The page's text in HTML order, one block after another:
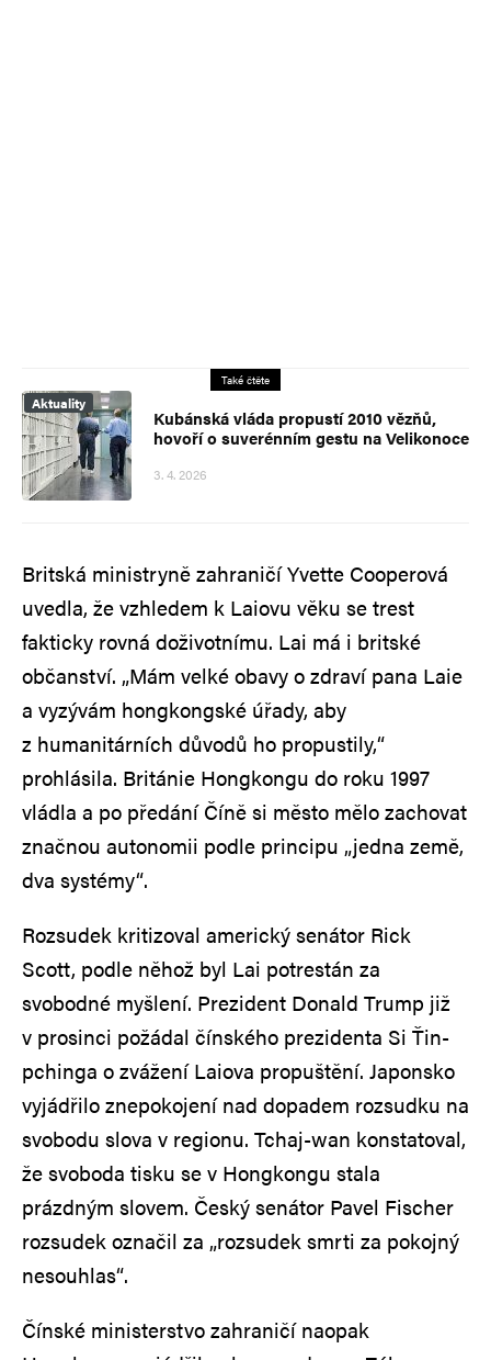
Také čtěte
Aktuality
Kubánská vláda propustí 2010 vězňů,
hovoří o suverénním gestu na Velikonoce
3. 4. 2026
Britská ministryně zahraničí Yvette Cooperová
uvedla, že vzhledem k Laiovu věku se trest
fakticky rovná doživotnímu. Lai má i britské
občanství. „Mám velké obavy o zdraví pana Laie
a vyzývám hongkongské úřady, aby
z humanitárních důvodů ho propustily,“
prohlásila. Británie Hongkongu do roku 1997
vládla a po předání Číně si město mělo zachovat
značnou autonomii podle principu „jedna země,
dva systémy“.
Rozsudek kritizoval americký senátor Rick
Scott, podle něhož byl Lai potrestán za
svobodné myšlení. Prezident Donald Trump již
v prosinci požádal čínského prezidenta Si Ťin-
pchinga o zvážení Laiova propuštění. Japonsko
vyjádřilo znepokojení nad dopadem rozsudku na
svobodu slova v regionu. Tchaj-wan konstatoval,
že svoboda tisku se v Hongkongu stala
prázdným slovem. Český senátor Pavel Fischer
rozsudek označil za „rozsudek smrti za pokojný
nesouhlas“.
Čínské ministerstvo zahraničí naopak